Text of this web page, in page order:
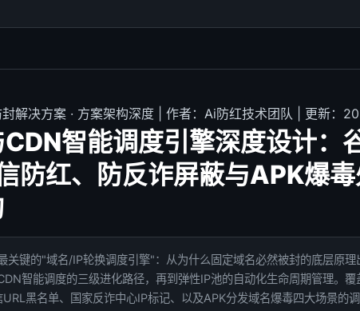
解决方案 · 方案架构深度 | 作者：Ai防红技术团队 | 更新：
智能调度引擎深度设计：
防红、防反诈屏蔽与APK爆
关键的"域名/IP轮换调度引擎"：从为什么固定域名必然被封的底层原
智能调度的三级进化路径，再到弹性IP池的自动化生命周期管理。
黑名单、国家反诈中心IP标记、以及APK分发域名爆毒四大场景的